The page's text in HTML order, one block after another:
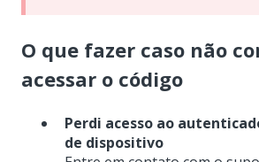
O que fazer caso não
acessar o código
Perdi acesso ao
de dispositivo